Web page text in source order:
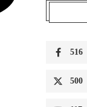
516
500